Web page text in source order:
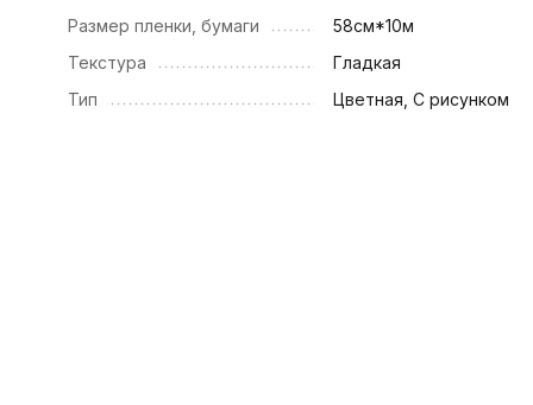
Размер пленки, бумаги
58см*10м
Текстура
Гладкая
Тип
Цветная, С рисунком